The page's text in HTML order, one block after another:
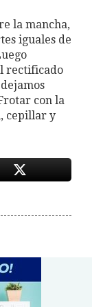
la mancha,
iguales de
rectificado
con la
cepillar y